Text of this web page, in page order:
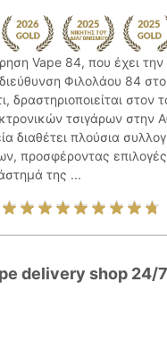
Vape 84, που έχει
Φιλολάου 84 στο
δραστηριοποιείται στον
τσιγάρων στην
διαθέτει πλούσια
προσφέροντας
της ...
delivery shop 24/7